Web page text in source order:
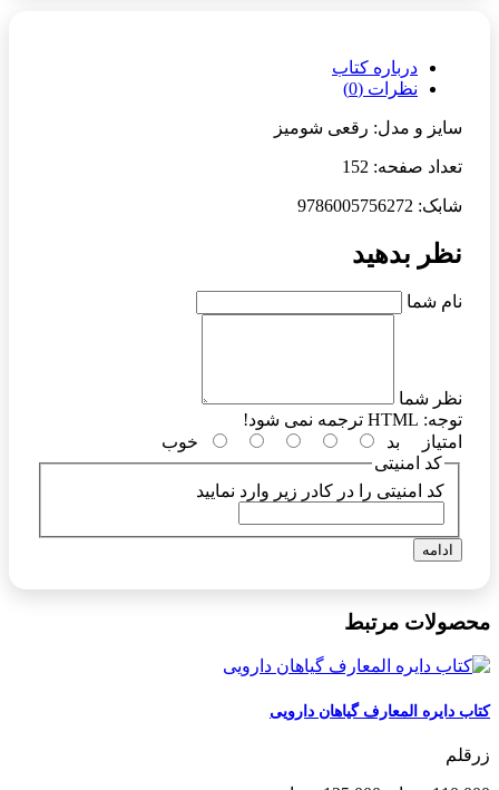
درباره کتاب
نظرات (0)
سایز و مدل: رقعی شومیز
تعداد صفحه: 152
شابک: 9786005756272
نظر بدهید
نام شما
نظر شما
توجه:
امتیاز
بد
خوب
کد امنیتی
کد امنیتی را در کادر زیر وارد نمایید
ادامه
محصولات مرتبط
کتاب دایره المعارف گیاهان دارویی
زرقلم